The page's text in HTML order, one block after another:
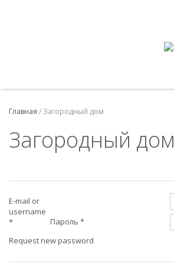
Главная / Загородный дом
Загородный дом
E-mail or
username
*
Пароль *
Request new password